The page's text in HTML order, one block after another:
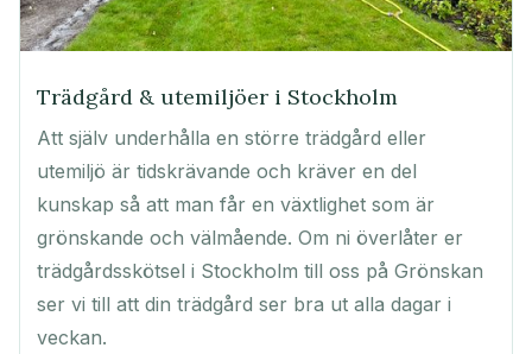
Trädgård & utemiljöer i Stockholm
Att själv underhålla en större trädgård eller
utemiljö är tidskrävande och kräver en del
kunskap så att man får en växtlighet som är
grönskande och välmående. Om ni överlåter er
trädgårdsskötsel i Stockholm till oss på Grönskan
ser vi till att din trädgård ser bra ut alla dagar i
veckan.